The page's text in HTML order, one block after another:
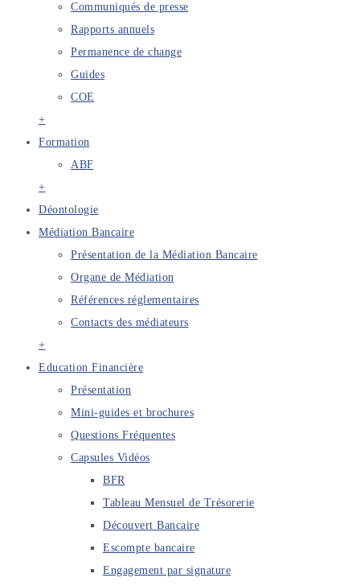
Communiqués de presse
Rapports annuels
Permanence de change
Guides
COE
+
Formation
ABF
+
Déontologie
Médiation Bancaire
Présentation de la Médiation Bancaire
Organe de Médiation
Références réglementaires
Contacts des médiateurs
+
Education Financière
Présentation
Mini-guides et brochures
Questions Fréquentes
Capsules Vidéos
BFR
Tableau Mensuel de Trésorerie
Découvert Bancaire
Escompte bancaire
Engagement par signature